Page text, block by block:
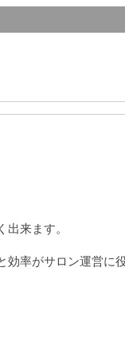
来ます。
率がサロン運営に役